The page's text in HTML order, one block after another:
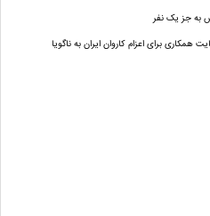
به جز یک نفر
همکاری برای اعزام کاروان ایران به ناگویا